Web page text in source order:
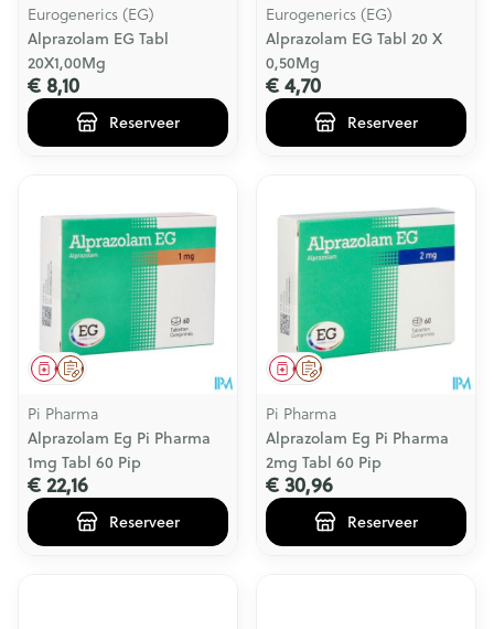
Eurogenerics (EG)
Alprazolam EG Tabl
20X1,00Mg
€ 8,10
Reserveer
Eurogenerics (EG)
Alprazolam EG Tabl 20 X
0,50Mg
€ 4,70
Reserveer
Op voorschrift
Geneesmiddel
Pi Pharma
Alprazolam Eg Pi Pharma
1mg Tabl 60 Pip
€ 22,16
Reserveer
Op voorschrift
Geneesmiddel
Pi Pharma
Alprazolam Eg Pi Pharma
2mg Tabl 60 Pip
€ 30,96
Reserveer